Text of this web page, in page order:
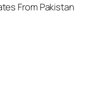
From Pakistan